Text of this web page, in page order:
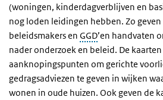
(woningen, kinderdagverblijven en
nog loden leidingen hebben. Zo
beleidsmakers en GGD’en handvaten
nader onderzoek en beleid. De
aanknopingspunten om gerichte
gedragsadviezen te geven in wijken
wonen in oude huizen. Ook geven de